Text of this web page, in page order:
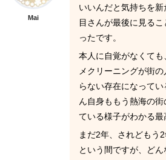
Mai
いいんだと気持ちを
目さんが最後に見る
ったです。
本人に自覚がなくて
メクリーニングが街
らない存在になって
ん自身ももう熱海の
ている様子がわかる最
まだ2年、されどもう
という間ですが、ど